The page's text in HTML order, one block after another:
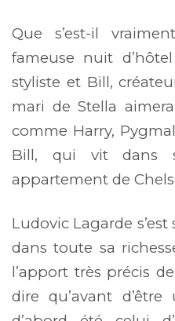
Que s’est-il
fameuse nuit
styliste et Bill,
mari de Stella
comme Harry,
Bill, qui vit dans
appartement de
Ludovic Lagarde
dans toute sa
l’apport très précis
dire qu’avant